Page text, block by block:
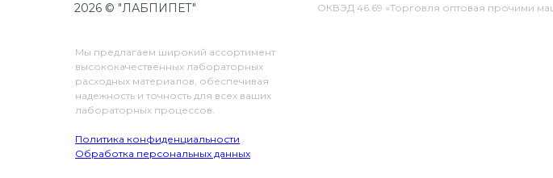
Мы предлагаем широкий ассортимент
высококачественных лабораторных
расходных материалов, обеспечивая
надежность и точность для всех ваших
лабораторных процессов.
Политика конфиденциальности
Обработка персональных данных
ОКВЭД 46.69 «Торговля оптовая прочими
2026 © "ЛАБПИПЕТ"